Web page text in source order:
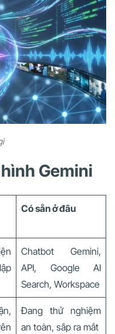
Gemini
Có sẵn ở đâu
Chatbot Gemini,
API, Google AI
Search, Workspace
Đang thử nghiệm
an toàn, sắp ra mắt